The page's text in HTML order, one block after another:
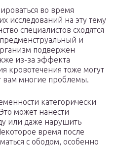
во время
исследований на эту тему
специалистов сходятся
и
подвержен
из-за эффекта
кровотечения тоже могут
вам многие проблемы.
категорически
может нанести
или даже нарушить
время после
с ободом, особенно